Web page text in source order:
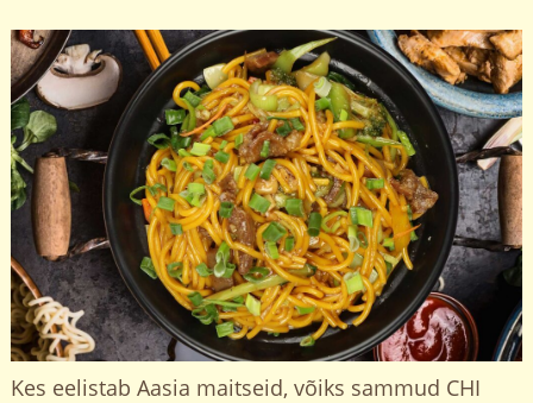
Kes eelistab Aasia maitseid, võiks sammud CHI